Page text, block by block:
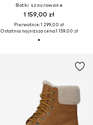
Botki sznurowane
1 159,00 zł
Pierwotnie: 1 299,00 zł
Ostatnia najniższa cena:1 159,00 zł